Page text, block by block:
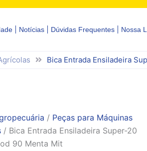
Notícias Dúvidas Frequentes Nossa
Bica Entrada Ensiladeira
/ Peças para Máquinas
/ Bica Entrada Ensiladeira Super-20
90 Menta Mit